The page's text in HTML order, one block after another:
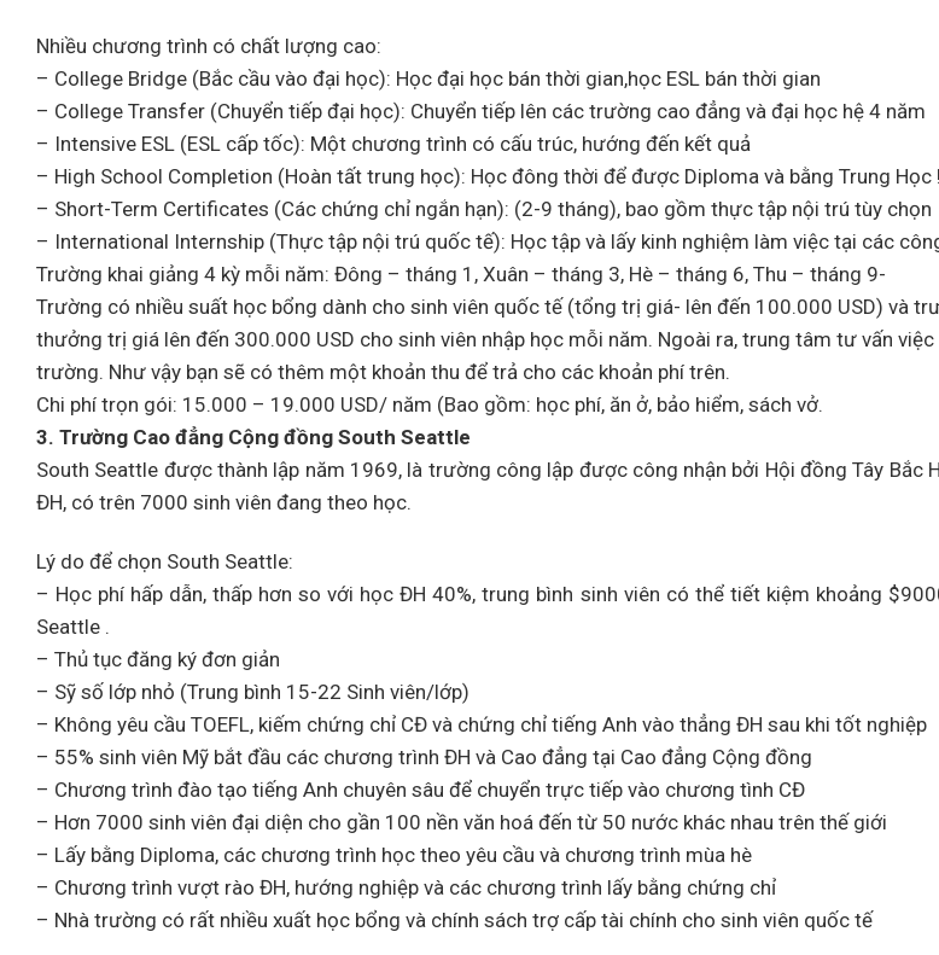
Nhiều chương trình có chất lượng cao:
– College Bridge (Bắc cầu vào đại học): Học đại học bán thời gian,học ESL bán thời gian
– College Transfer (Chuyển tiếp đại học): Chuyển tiếp lên các trường cao đẳng và đại học hệ 4 năm
– Intensive ESL (ESL cấp tốc): Một chương trình có cấu trúc, hướng đến kết quả
– High School Completion (Hoàn tất trung học): Học đông thời để được Diploma và bằng Trung Học !
– Short-Term Certificates (Các chứng chỉ ngắn hạn): (2-9 tháng), bao gồm thực tập nội trú tùy chọn
– International Internship (Thực tập nội trú quốc tế): Học tập và lấy kinh nghiệm làm việc tại các
Trường khai giảng 4 kỳ mỗi năm: Đông – tháng 1, Xuân – tháng 3, Hè – tháng 6, Thu – tháng 9-
Trường có nhiều suất học bổng dành cho sinh viên quốc tế (tổng trị giá- lên đến 100.000 USD) và
thưởng trị giá lên đến 300.000 USD cho sinh viên nhập học mỗi năm. Ngoài ra, trung tâm tư vấn
trường. Như vậy bạn sẽ có thêm một khoản thu để trả cho các khoản phí trên.
Chi phí trọn gói: 15.000 – 19.000 USD/ năm (Bao gồm: học phí, ăn ở, bảo hiểm, sách vở.
3. Trường Cao đẳng Cộng đồng South Seattle
South Seattle được thành lập năm 1969, là trường công lập được công nhận bởi Hội đồng Tây Bắc
ĐH, có trên 7000 sinh viên đang theo học.
Lý do để chọn South Seattle:
– Học phí hấp dẫn, thấp hơn so với học ĐH 40%, trung bình sinh viên có thể tiết kiệm khoảng
Seattle .
– Thủ tục đăng ký đơn giản
– Sỹ số lớp nhỏ (Trung bình 15-22 Sinh viên/lớp)
– Không yêu cầu TOEFL, kiếm chứng chỉ CĐ và chứng chỉ tiếng Anh vào thẳng ĐH sau khi tốt nghiệp
– 55% sinh viên Mỹ bắt đầu các chương trình ĐH và Cao đẳng tại Cao đẳng Cộng đồng
– Chương trình đào tạo tiếng Anh chuyên sâu để chuyển trực tiếp vào chương tình CĐ
– Hơn 7000 sinh viên đại diện cho gần 100 nền văn hoá đến từ 50 nước khác nhau trên thế giới
– Lấy bằng Diploma, các chương trình học theo yêu cầu và chương trình mùa hè
– Chương trình vượt rào ĐH, hướng nghiệp và các chương trình lấy bằng chứng chỉ
– Nhà trường có rất nhiều xuất học bổng và chính sách trợ cấp tài chính cho sinh viên quốc tế